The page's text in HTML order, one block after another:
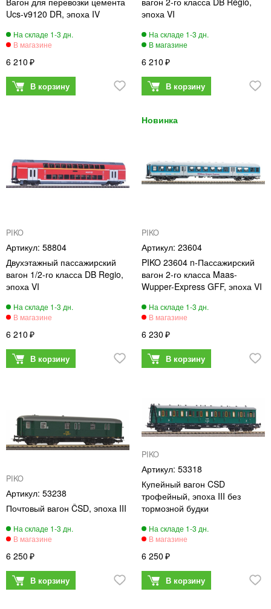
Ucs-v9120 DR, эпоха IV
6 210
эпоха VI
6 210
PIKO
58804
Двухэтажный пассажирский
вагон 1/2-го класса DB Regio,
эпоха VI
6 210
PIKO
23604
PIKO 23604 n-Пассажирский
вагон 2-го класса Maas-
Wupper-Express GFF, эпоха VI
6 230
PIKO
53238
Почтовый вагон ČSD, эпоха III
6 250
PIKO
53318
Купейный вагон CSD
трофейный, эпоха III без
тормозной будки
6 250